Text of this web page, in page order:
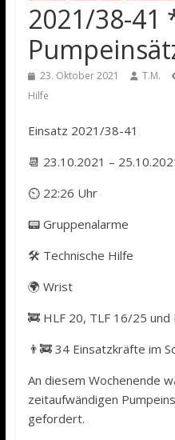
2021/38-41
23. Oktober 2021 T.M.
Hilfe
Einsatz 2021/38-41
📆 23.10.2021 –
⏲ 22:26 Uhr
📟 Gruppenalarme
🛠️ Technische Hilfe
🌍 Wrist
🚒 HLF 20, TLF 16/25 und
👨‍🚒 34 Einsatzkräfte im
An diesem Wochenende
zeitaufwändigen
gefordert.